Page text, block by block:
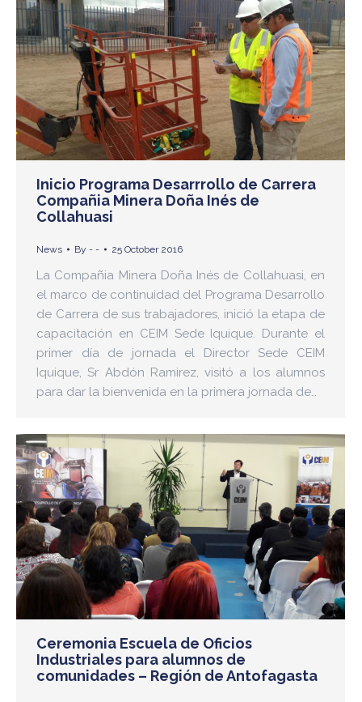
Inicio Programa Desarrrollo de Carrera
Compañia Minera Doña Inés de
Collahuasi
News By - - 25 October 2016
La Compañia Minera Doña Inés de Collahuasi, en
el marco de continuidad del Programa Desarrollo
de Carrera de sus trabajadores, inició la etapa de
capacitación en CEIM Sede Iquique. Durante el
primer día de jornada el Director Sede CEIM
Iquique, Sr Abdón Ramirez, visitó a los alumnos
para dar la bienvenida en la primera jornada de…
Ceremonia Escuela de Oficios
Industriales para alumnos de
comunidades – Región de Antofagasta